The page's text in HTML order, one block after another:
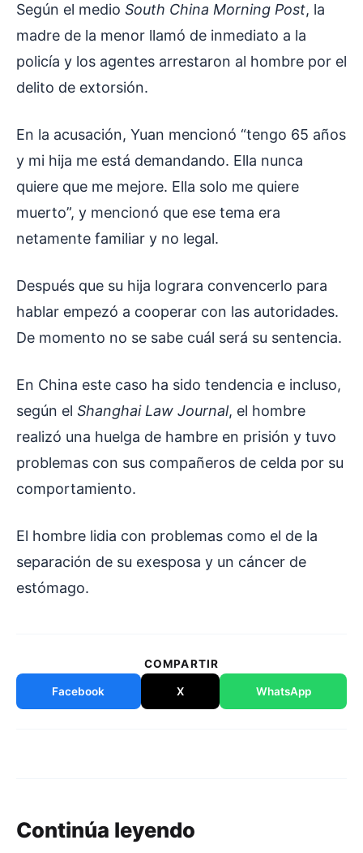
Según el medio South China Morning Post, la
madre de la menor llamó de inmediato a la
policía y los agentes arrestaron al hombre por el
delito de extorsión.
En la acusación, Yuan mencionó “tengo 65 años
y mi hija me está demandando. Ella nunca
quiere que me mejore. Ella solo me quiere
muerto”, y mencionó que ese tema era
netamente familiar y no legal.
Después que su hija lograra convencerlo para
hablar empezó a cooperar con las autoridades.
De momento no se sabe cuál será su sentencia.
En China este caso ha sido tendencia e incluso,
según el Shanghai Law Journal, el hombre
realizó una huelga de hambre en prisión y tuvo
problemas con sus compañeros de celda por su
comportamiento.
El hombre lidia con problemas como el de la
separación de su exesposa y un cáncer de
estómago.
COMPARTIR
Facebook X WhatsApp
Continúa leyendo